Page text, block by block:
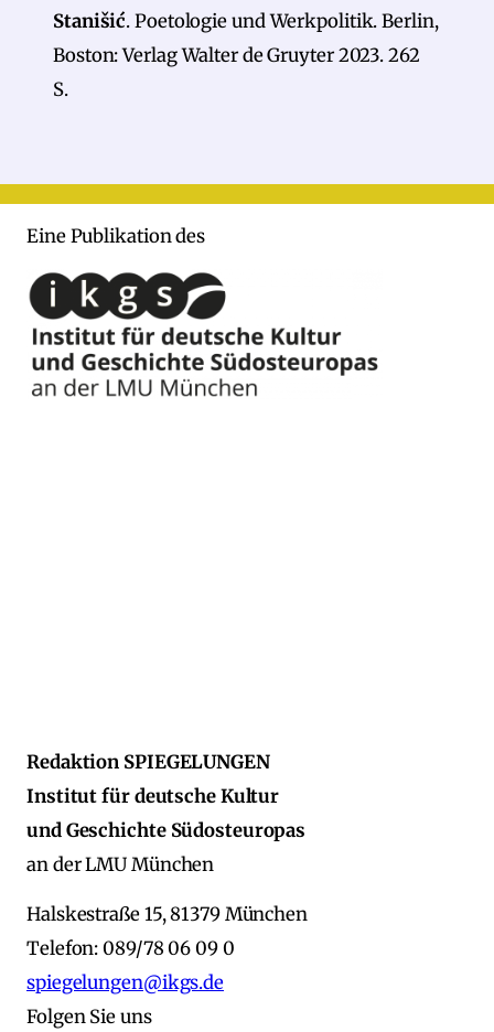
Stanišić. Poetologie und Werkpolitik. Berlin,
Boston: Verlag Walter de Gruyter 2023. 262
S.
Eine Publikation des
Redaktion SPIEGELUNGEN
Institut für deutsche Kultur
und Geschichte Südosteuropas
an der LMU München
Halskestraße 15, 81379 München
Telefon: 089/78 06 09 0
spiegelungen@ikgs.de
Folgen Sie uns